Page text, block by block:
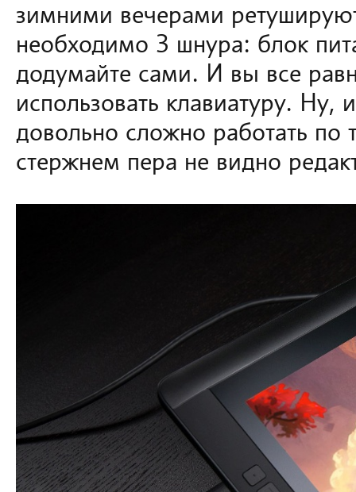
зимними вечерами
необходимо 3 шнура: блок
додумайте сами. И вы все
использовать клавиатуру. Ну,
довольно сложно работать по
стержнем пера не видно